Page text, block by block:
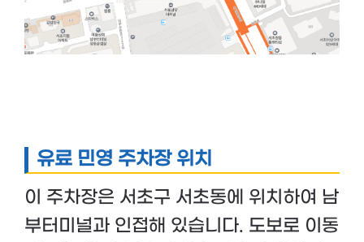
유료 민영 주차장 위치
이 주차장은 서초구 서초동에 위치하여 남
부터미널과 인접해 있습니다. 도보로 이동